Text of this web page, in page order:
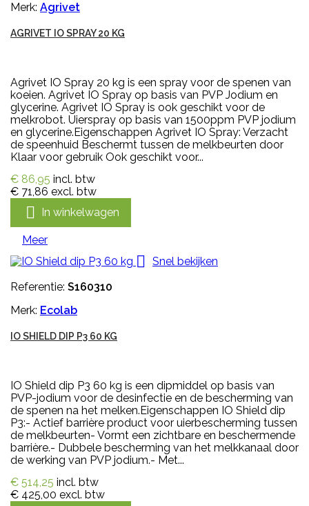
Merk: Agrivet
AGRIVET IO SPRAY 20 KG
Agrivet IO Spray 20 kg is een spray voor de spenen van
koeien. Agrivet IO Spray op basis van PVP Jodium en
glycerine. Agrivet IO Spray is ook geschikt voor de
melkrobot. Uierspray op basis van 1500ppm PVP jodium
en glycerine.Eigenschappen Agrivet IO Spray: Verzacht
de speenhuid Beschermt tussen de melkbeurten door
Klaar voor gebruik Ook geschikt voor...
€ 86,95 incl. btw
€ 71,86 excl. btw
 In winkelwagen
Meer

Snel bekijken
Referentie: S160310
Merk: Ecolab
IO SHIELD DIP P3 60 KG
IO Shield dip P3 60 kg is een dipmiddel op basis van
PVP-jodium voor de desinfectie en de bescherming van
de spenen na het melken.Eigenschappen IO Shield dip
P3:- Actief barrière product voor uierbescherming tussen
de melkbeurten- Vormt een zichtbare en beschermende
barrière.- Dubbele bescherming van het melkkanaal door
de werking van PVP jodium.- Met...
€ 514,25 incl. btw
€ 425,00 excl. btw